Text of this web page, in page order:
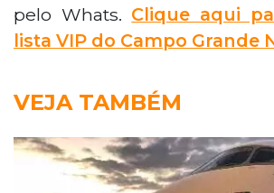
pelo Whats. Clique aqui
lista VIP do Campo Grande
VEJA TAMBÉM